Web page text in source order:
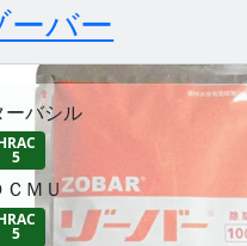
ーバー
ーバシル
5
ＣＭＵ
5